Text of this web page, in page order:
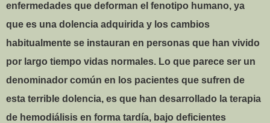
enfermedades que deforman el fenotipo humano, ya
que es una dolencia adquirida y los cambios
habitualmente se instauran en personas que han vivido
por largo tiempo vidas normales. Lo que parece ser un
denominador común en los pacientes que sufren de
esta terrible dolencia, es que han desarrollado la terapia
de hemodiálisis en forma tardía, bajo deficientes